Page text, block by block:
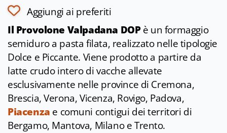
Aggiungi ai preferiti
Il Provolone Valpadana DOPè un formaggio
semiduro a pasta filata, realizzato nelle tipologie
Dolce e Piccante. Viene prodotto a partire da
latte crudo intero di vacche allevate
esclusivamente nelle province di Cremona,
Brescia, Verona, Vicenza, Rovigo, Padova,
Piacenza e comuni contigui dei territori di
Bergamo, Mantova, Milano e Trento.